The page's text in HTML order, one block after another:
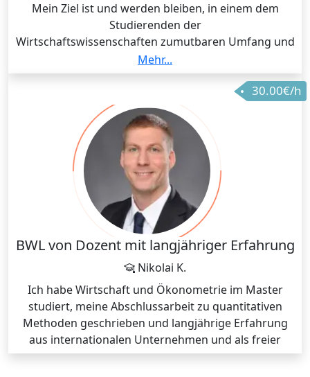
Mein Ziel ist und werden bleiben, in einem dem
Studierenden der
Wirtschaftswissenschaften zumutbaren Umfang und
Schwierigkeitsgrad
diejenigen statistischen Methoden zu behandeln, die
als Grundlage für das wirtschaftswissenschaftliche
Studium benötigt werden:
Hier eine Stoffauswahl:
1. Einführung (Wozu werden statistische Methoden
benötigt? - Beschreibende und schließende Statistik-
Praktische Beispiele)
2. Angewandte deskriptive Methoden (Datentypen -
Deskriptive Kennzahlen – Visualisierung)
3. Mathematische Grundlagen
(Wahrscheinlichkeitsbegriff - Zufallsvariablen und
Verteilungen – Transformationen –
Konfidenzintervalle)
4. Statistische Hypothesenprüfung
5. Regressionsanalysen im multivariaten Kontext
(Ziele und Anwendungsgebiete von
Regressionsanalysen - Lineare Regression etc.)
Mehr...
30.00€/h
BWL von Dozent mit langjähriger Erfahrung
Nikolai K.
Ich habe Wirtschaft und Ökonometrie im Master
studiert, meine Abschlussarbeit zu quantitativen
Methoden geschrieben und langjährige Erfahrung
aus internationalen Unternehmen und als freier
Dozent.